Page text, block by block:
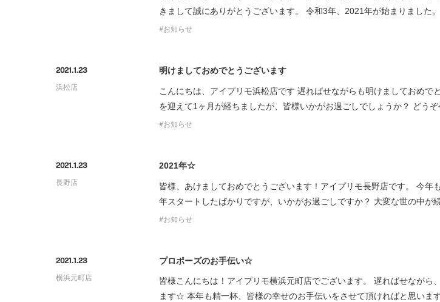
きまして誠にありがとうございます。 令和3年、2021年が始まりました
お知らせ
2021.1.23
浜松店
明けましておめでとうございます
こんにちは、アイプリモ浜松店です 遅ればせながらも明けましておめで
を迎えて1ヶ月が経ちましたが、皆様いかがお過ごしでしょうか？ どう
お知らせ
2021.1.23
長野店
2021年☆
皆様、あけましておめでとうございます！アイプリモ長野店です。 今年
年スタートしたばかりですが、いかがお過ごしですか？ 大変な世の中が
お知らせ
2021.1.23
横浜元町店
プロポーズのお手伝い☆
皆様こんにちは！アイプリモ横浜元町店でございます。 遅ればせながら
ます☆ 本年も精一杯、皆様の幸せのお手伝いをさせて頂ければと思いま